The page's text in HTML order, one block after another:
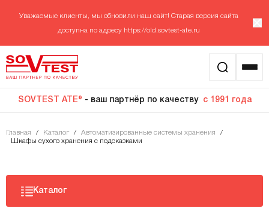
Уважаемые клиенты, мы обновили наш сайт! Старая версия сайта
доступна по адресу https://old.sovtest-ate.ru
SOVTEST ATE® - ваш партнёр по качеству с 1991 года
Главная / Каталог / Автоматизированные системы хранения
/
Шкафы сухого хранения с подсказками
Каталог